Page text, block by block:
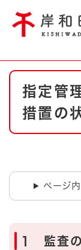
やさしい日本語
防災
ハザ
本
指定管
措置の
ページ
1 監査